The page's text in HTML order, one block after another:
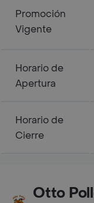
Promoción
Vigente
Horario de
Apertura
Horario de
Cierre
Otto